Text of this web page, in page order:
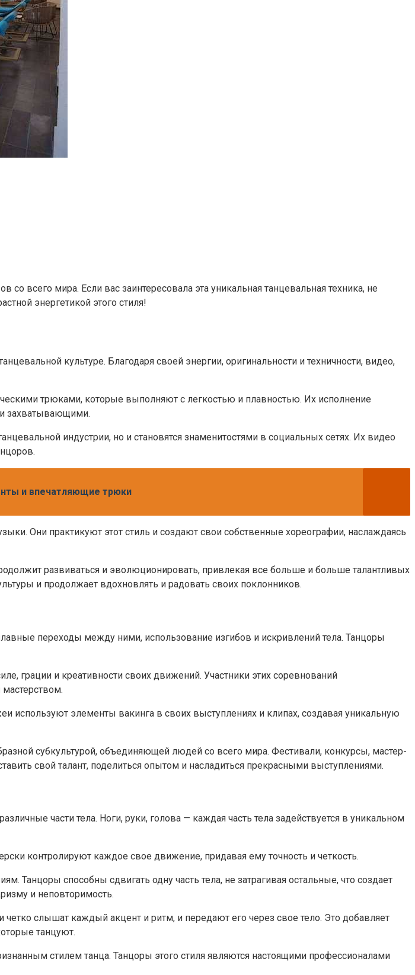
со всего мира. Если вас заинтересовала эта уникальная танцевальная техника, не
энергетикой этого стиля!
культуре. Благодаря своей энергии, оригинальности и техничности, видео,
трюками, которые выполняют с легкостью и плавностью. Их исполнение
и захватывающими.
индустрии, но и становятся знаменитостями в социальных сетях. Их видео
и впечатляющие трюки
Они практикуют этот стиль и создают свои собственные хореографии, наслаждаясь
развиваться и эволюционировать, привлекая все больше и больше талантливых
и продолжает вдохновлять и радовать своих поклонников.
переходы между ними, использование изгибов и искривлений тела. Танцоры
грации и креативности своих движений. Участники этих соревнований
элементы вакинга в своих выступлениях и клипах, создавая уникальную
субкультурой, объединяющей людей со всего мира. Фестивали, конкурсы, мастер-
свой талант, поделиться опытом и насладиться прекрасными выступлениями.
части тела. Ноги, руки, голова — каждая часть тела задействуется в уникальном
контролируют каждое свое движение, придавая ему точность и четкость.
Танцоры способны сдвигать одну часть тела, не затрагивая остальные, что создает
и неповторимость.
слышат каждый акцент и ритм, и передают его через свое тело. Это добавляет
танцуют.
стилем танца. Танцоры этого стиля являются настоящими профессионалами